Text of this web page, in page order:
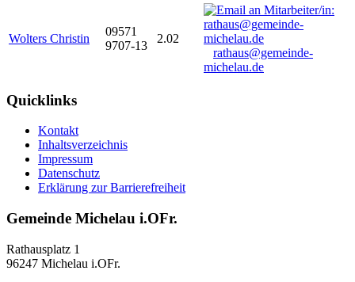
Wolters Christin
09571
9707-13
2.02
rathaus@gemeinde-
michelau.de
Quicklinks
Kontakt
Inhaltsverzeichnis
Impressum
Datenschutz
Erklärung zur Barrierefreiheit
Gemeinde Michelau i.OFr.
Rathausplatz 1
96247 Michelau i.OFr.